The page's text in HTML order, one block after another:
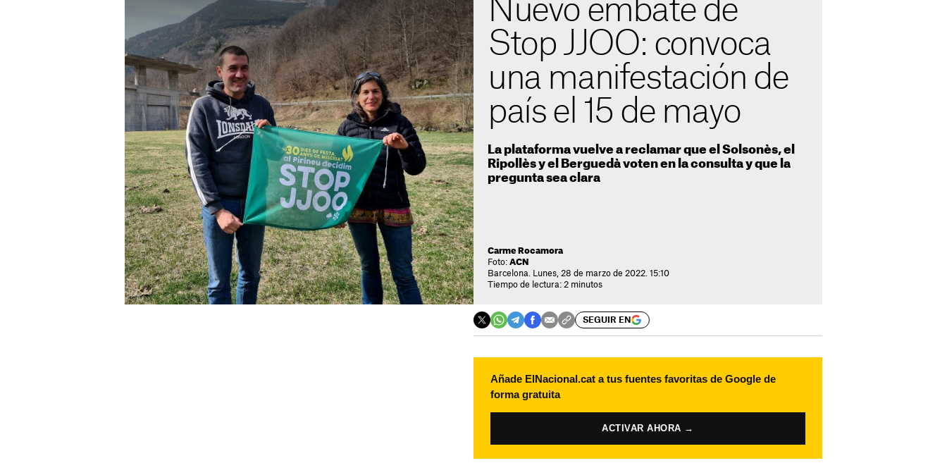
Nuevo embate de
Stop JJOO: convoca
una manifestación de
país el 15 de mayo
La plataforma vuelve a reclamar que el Solsonès, el
Ripollès y el Berguedà voten en la consulta y que la
pregunta sea clara
Carme Rocamora
Foto: ACN
Barcelona. Lunes, 28 de marzo de 2022. 15:10
Tiempo de lectura: 2 minutos
SEGUIR EN
Añade ElNacional.cat a tus fuentes favoritas de Google de
forma gratuita
ACTIVAR AHORA →